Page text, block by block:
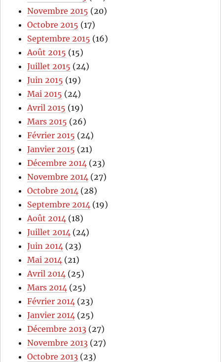
Novembre 2015 (20)
Octobre 2015 (17)
Septembre 2015 (16)
Août 2015 (15)
Juillet 2015 (24)
Juin 2015 (19)
Mai 2015 (24)
Avril 2015 (19)
Mars 2015 (26)
Février 2015 (24)
Janvier 2015 (21)
Décembre 2014 (23)
Novembre 2014 (27)
Octobre 2014 (28)
Septembre 2014 (19)
Août 2014 (18)
Juillet 2014 (24)
Juin 2014 (23)
Mai 2014 (21)
Avril 2014 (25)
Mars 2014 (25)
Février 2014 (23)
Janvier 2014 (25)
Décembre 2013 (27)
Novembre 2013 (27)
Octobre 2013 (23)